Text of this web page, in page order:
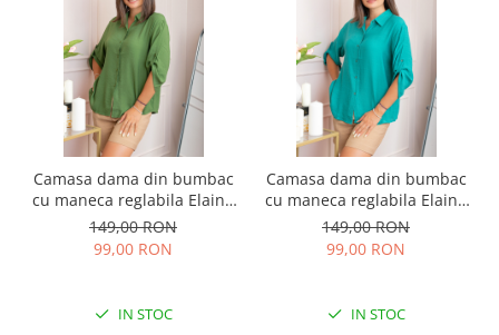
Camasa dama din bumbac
cu maneca reglabila Elaine
- Verde
149,00 RON
99,00 RON
IN STOC
Camasa dama din bumbac
cu maneca reglabila Elaine
- Turcoaz
149,00 RON
99,00 RON
IN STOC